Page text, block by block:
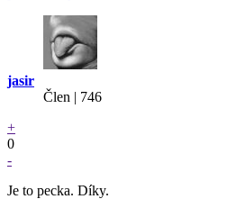
jasir
Člen | 746
+
0
-
Je to pecka. Díky.